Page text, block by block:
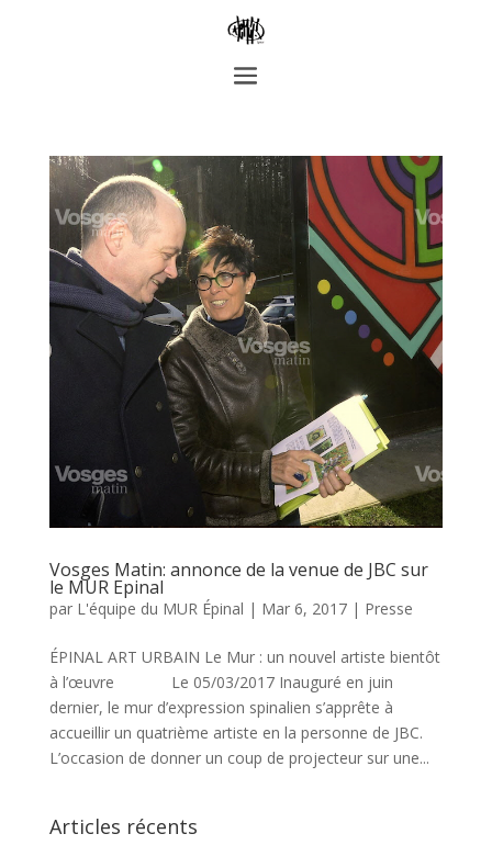
Vosges Matin: annonce de la venue de JBC sur
le MUR Epinal
par L'équipe du MUR Épinal | Mar 6, 2017| Presse
ÉPINAL ART URBAIN Le Mur : un nouvel artiste bientôt
à l’œuvre Le 05/03/2017 Inauguré en juin
dernier, le mur d’expression spinalien s’apprête à
accueillir un quatrième artiste en la personne de JBC.
L’occasion de donner un coup de projecteur sur une...
Articles récents